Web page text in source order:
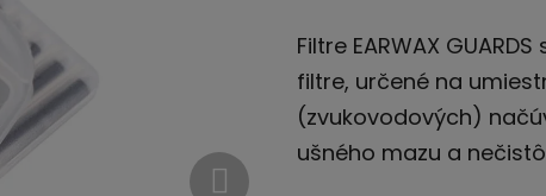
produktu
je
4,7
z
Filtre EARWAX
filtre, určené na
(zvukovodových)
ušného mazu a